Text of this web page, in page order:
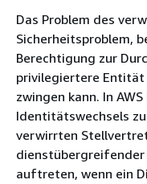
Das Problem des
Sicherheitsproblem,
Berechtigung zur
privilegiertere Entität
zwingen kann. In
Identitätswechsels
verwirrten
auftreten, wenn ein